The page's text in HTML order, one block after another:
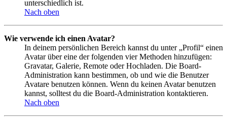
unterschiedlich ist.
Nach oben
Wie verwende ich einen Avatar?
In deinem persönlichen Bereich kannst du unter „Profil“ einen
Avatar über eine der folgenden vier Methoden hinzufügen:
Gravatar, Galerie, Remote oder Hochladen. Die Board-
Administration kann bestimmen, ob und wie die Benutzer
Avatare benutzen können. Wenn du keinen Avatar benutzen
kannst, solltest du die Board-Administration kontaktieren.
Nach oben